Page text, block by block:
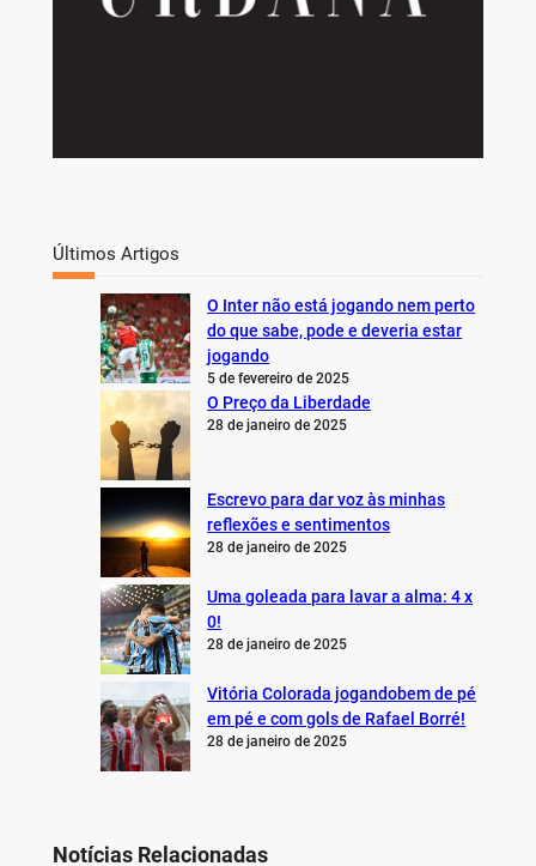
Últimos Artigos
O Inter não está jogando nem perto
do que sabe, pode e deveria estar
jogando
5 de fevereiro de 2025
O Preço da Liberdade
28 de janeiro de 2025
Escrevo para dar voz às minhas
reflexões e sentimentos
28 de janeiro de 2025
Uma goleada para lavar a alma: 4 x
0!
28 de janeiro de 2025
Vitória Colorada jogandobem de pé
em pé e com gols de Rafael Borré!
28 de janeiro de 2025
Notícias Relacionadas